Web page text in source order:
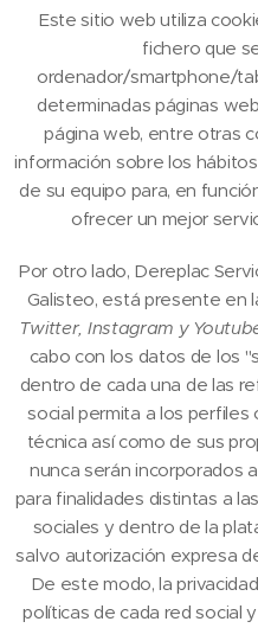
Este sitio web utiliza
fichero que
ordenador/smartphone/
determinadas páginas
página web, entre otras
información sobre los
de su equipo para, en
ofrecer un mejor
Por otro lado, Dereplac
Galisteo, está presente en
Twitter, Instagram y
cabo con los datos de los
dentro de cada una de las
social permita a los
técnica así como de sus
nunca serán incorporados
para finalidades distintas a
sociales y dentro de la
salvo autorización expresa
De este modo, la
políticas de cada red social